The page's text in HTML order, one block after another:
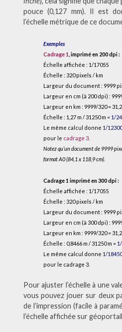
pouce (0,127 mm). Il est
l’échelle métrique de ce
Exemples
Cadrage 1 , imprimé en 200 dpi :
Échelle affichée : 1/17055
Échelle : 320 pixels / km
Largeur du document : 9999
Largeur en cm (à 200 dpi) :
Largeur en km : 9999/320 =
Échelle : 1,27 m / 31250 m = 1/
Le même calcul donne 1/12300
pour le cadrage 3.
Notez qu’un document de 9999
format A0 (84,1 x 118,9 cm).
Cadrage 1 imprimé en 300 dpi :
Échelle affichée : 1/17055
Échelle : 320 pixels / km
Largeur du document : 9999
Largeur en cm (à 300 dpi) :
Largeur en km : 9999/320 =
Échelle : 0,8466 m / 31250 m =
Le même calcul donne 1/18450
pour le cadrage 3.
Pour ajuster l’échelle à une
vous pouvez jouer sur deux
de l’impression (facile à
l’échelle affichée sur